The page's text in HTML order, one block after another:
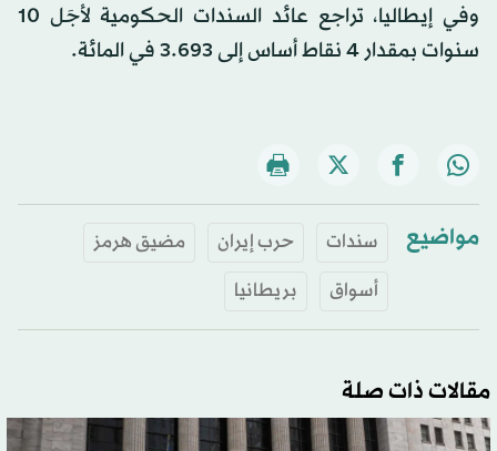
وفي إيطاليا، تراجع عائد السندات الحكومية لأجَل 10
سنوات بمقدار 4 نقاط أساس إلى 3.693 في المائة.
مواضيع سندات حرب إيران
مضيق هرمز
أسواق
بريطانيا
مقالات ذات صلة